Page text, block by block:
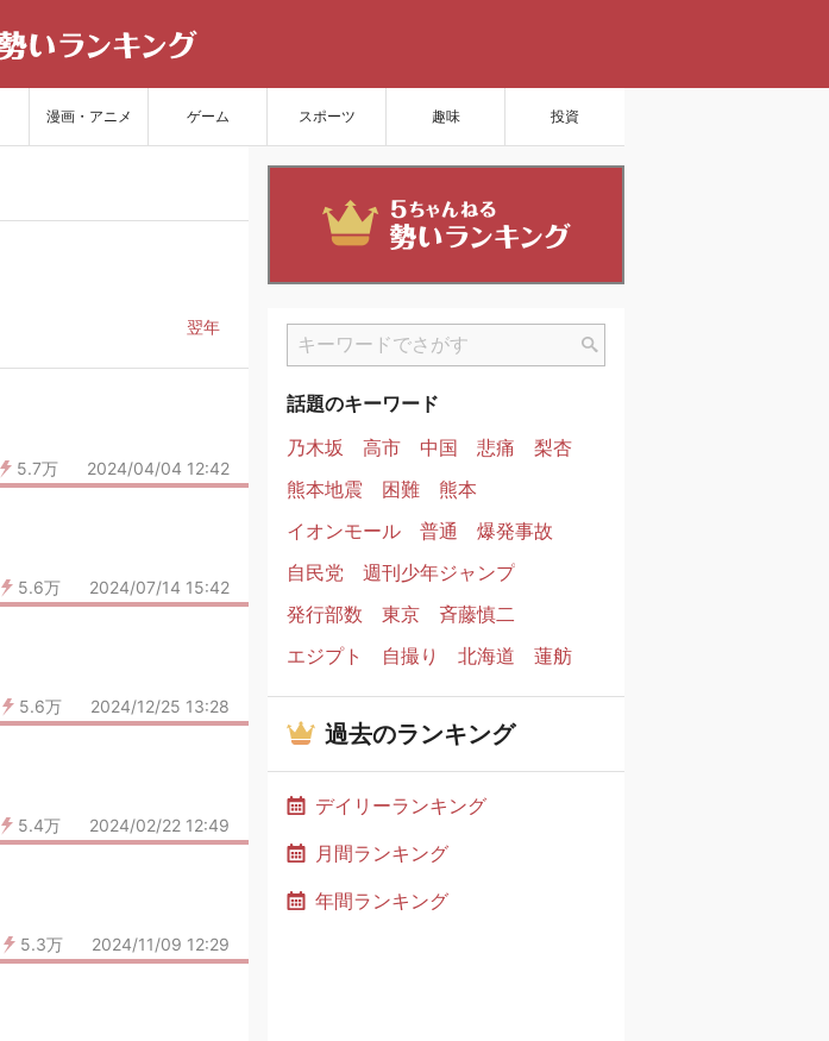
漫画・アニメ ゲーム スポーツ 趣味 投資
翌年
5.7万 2024/04/04 12:42
5.6万 2024/07/14 15:42
5.6万 2024/12/25 13:28
5.4万 2024/02/22 12:49
5.3万 2024/11/09 12:29
話題のキーワード
乃木坂
高市 中国 悲痛
梨杏
熊本地震
困難
熊本
イオンモール
普通
爆発事故
自民党
週刊少年ジャンプ
発行部数
東京
斉藤慎二
エジプト
自撮り 北海道 蓮舫
過去のランキング
デイリーランキング
月間ランキング
年間ランキング